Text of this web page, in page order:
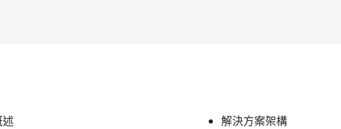
述
解決方案架構